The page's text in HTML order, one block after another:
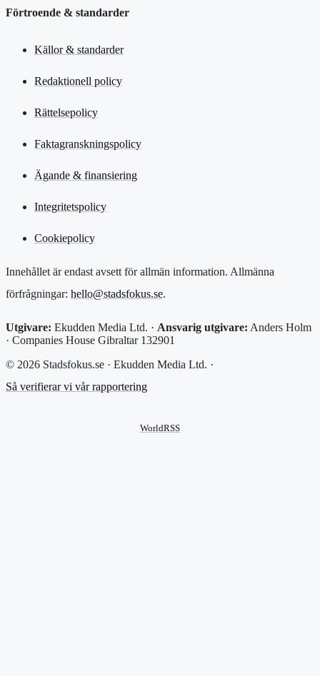
Förtroende & standarder
Källor & standarder
Redaktionell policy
Rättelsepolicy
Faktagranskningspolicy
Ägande & finansiering
Integritetspolicy
Cookiepolicy
Innehållet är endast avsett för allmän information. Allmänna
förfrågningar: hello@stadsfokus.se.
Utgivare: Ekudden Media Ltd. · Ansvarig utgivare: Anders Holm
· Companies House Gibraltar 132901
© 2026 Stadsfokus.se · Ekudden Media Ltd. ·
Så verifierar vi vår rapportering
WorldRSS